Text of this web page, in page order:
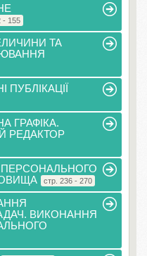
- 155
ТА
ПУБЛІКАЦІЇ
ГРАФІКА.
РЕДАКТОР
ПЕРСОНАЛЬНОГО
стр. 236 - 270
ВИКОНАННЯ